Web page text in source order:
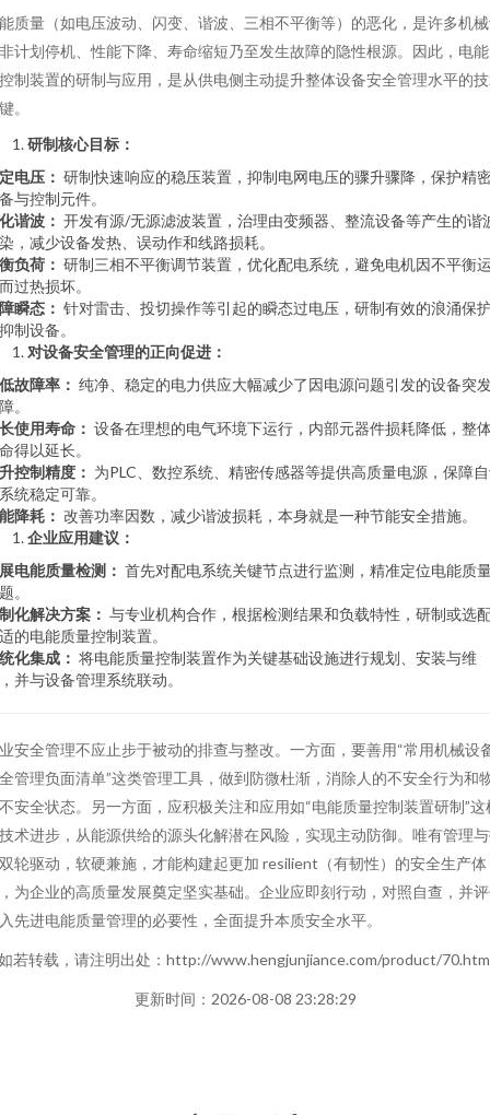
质量（如电压波动、闪变、谐波、三相不平衡等）的恶化，是许多机
计划停机、性能下降、寿命缩短乃至发生故障的隐性根源。因此，电
制装置的研制与应用，是从供电侧主动提升整体设备安全管理水平的
。
研制核心目标：
电压： 研制快速响应的稳压装置，抑制电网电压的骤升骤降，保护精
与控制元件。
谐波： 开发有源/无源滤波装置，治理由变频器、整流设备等产生的谐
，减少设备发热、误动作和线路损耗。
负荷： 研制三相不平衡调节装置，优化配电系统，避免电机因不平衡
过热损坏。
瞬态： 针对雷击、投切操作等引起的瞬态过电压，研制有效的浪涌保
制设备。
对设备安全管理的正向促进：
故障率： 纯净、稳定的电力供应大幅减少了因电源问题引发的设备突
。
使用寿命： 设备在理想的电气环境下运行，内部元器件损耗降低，整
得以延长。
控制精度： 为PLC、数控系统、精密传感器等提供高质量电源，保障
统稳定可靠。
降耗： 改善功率因数，减少谐波损耗，本身就是一种节能安全措施。
企业应用建议：
电能质量检测： 首先对配电系统关键节点进行监测，精准定位电能质
。
化解决方案： 与专业机构合作，根据检测结果和负载特性，研制或选
的电能质量控制装置。
化集成： 将电能质量控制装置作为关键基础设施进行规划、安装与维
并与设备管理系统联动。
安全管理不应止步于被动的排查与整改。一方面，要善用“常用机械设
管理负面清单”这类管理工具，做到防微杜渐，消除人的不安全行为和
安全状态。另一方面，应积极关注和应用如“电能质量控制装置研制”这
术进步，从能源供给的源头化解潜在风险，实现主动防御。唯有管理
轮驱动，软硬兼施，才能构建起更加 resilient（有韧性）的安全生产体
为企业的高质量发展奠定坚实基础。企业应即刻行动，对照自查，并
先进电能质量管理的必要性，全面提升本质安全水平。
若转载，请注明出处：http://www.hengjunjiance.com/product/
更新时间：2026-08-08 23:28:29